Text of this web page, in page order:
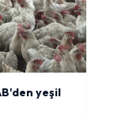
yeşil